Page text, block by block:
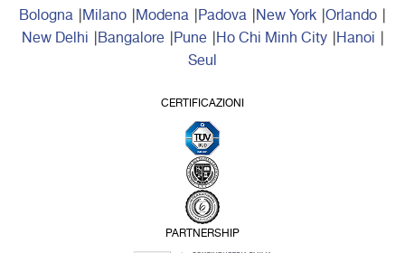
Bologna Milano Modena Padova New York Orlando
New Delhi Bangalore Pune Ho Chi Minh City Hanoi
Seul
CERTIFICAZIONI
PARTNERSHIP